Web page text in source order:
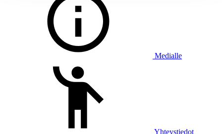
Medialle
Yhteystiedot